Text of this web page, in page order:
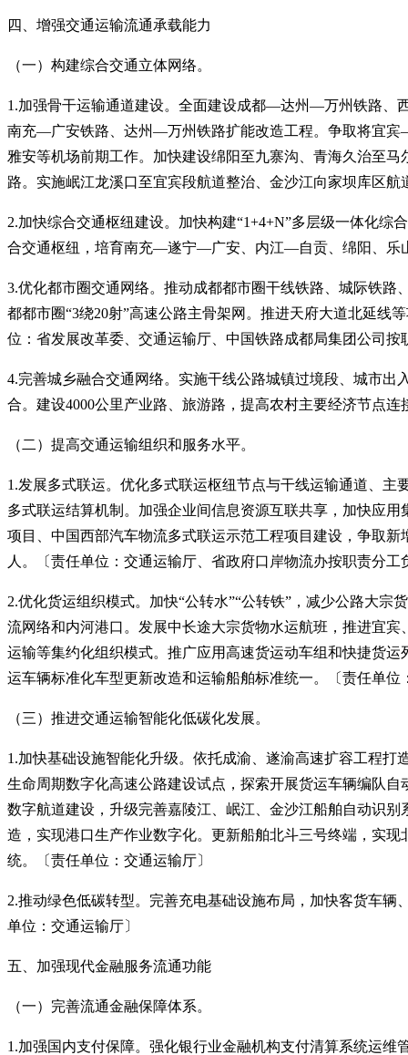
四、增强交通运输流通承载能力
（一）构建综合交通立体网络。
1.加强骨干运输通道建设。全面建设成都—达州—万州铁路、
南充—广安铁路、达州—万州铁路扩能改造工程。争取将宜
雅安等机场前期工作。加快建设绵阳至九寨沟、青海久治至
路。实施岷江龙溪口至宜宾段航道整治、金沙江向家坝库区
2.加快综合交通枢纽建设。加快构建“1+4+N”多层级一体化
合交通枢纽，培育南充—遂宁—广安、内江—自贡、绵阳、乐
3.优化都市圈交通网络。推动成都都市圈干线铁路、城际铁
都都市圈“3绕20射”高速公路主骨架网。推进天府大道北延线
位：省发展改革委、交通运输厅、中国铁路成都局集团公司按
4.完善城乡融合交通网络。实施干线公路城镇过境段、城市
合。建设4000公里产业路、旅游路，提高农村主要经济节点
（二）提高交通运输组织和服务水平。
1.发展多式联运。优化多式联运枢纽节点与干线运输通道、
多式联运结算机制。加强企业间信息资源互联共享，加快应
项目、中国西部汽车物流多式联运示范工程项目建设，争取
人。〔责任单位：交通运输厅、省政府口岸物流办按职责分工
2.优化货运组织模式。加快“公转水”“公转铁”，减少公路大
流网络和内河港口。发展中长途大宗货物水运航班，推进宜
运输等集约化组织模式。推广应用高速货运动车组和快捷货
运车辆标准化车型更新改造和运输船舶标准统一。〔责任单
（三）推进交通运输智能化低碳化发展。
1.加快基础设施智能化升级。依托成渝、遂渝高速扩容工程
生命周期数字化高速公路建设试点，探索开展货运车辆编队
数字航道建设，升级完善嘉陵江、岷江、金沙江船舶自动识
造，实现港口生产作业数字化。更新船舶北斗三号终端，实
统。〔责任单位：交通运输厅〕
2.推动绿色低碳转型。完善充电基础设施布局，加快客货车辆
单位：交通运输厅〕
五、加强现代金融服务流通功能
（一）完善流通金融保障体系。
1.加强国内支付保障。强化银行业金融机构支付清算系统运